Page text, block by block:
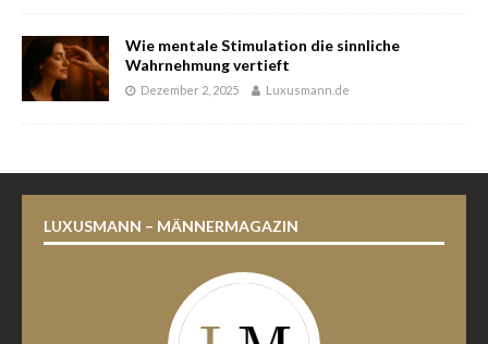
Wie mentale Stimulation die sinnliche
Wahrnehmung vertieft
Dezember 2, 2025 Luxusmann.de
LUXUSMANN – MÄNNERMAGAZIN